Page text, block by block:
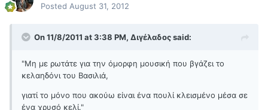
Posted August 31, 2012
On 11/8/2011 at 3:38 PM, Διγέλαδος said:
"Μη με ρωτάτε για την όμορφη μουσική που βγάζει το
κελαηδόνι του Βασιλιά,
γιατί το μόνο που ακούω είναι ένα πουλί κλεισμένο μέσα σε
ένα χρυσό κελί."